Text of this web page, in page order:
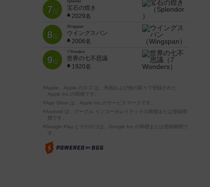
7位
Splendor
宝石の煌き
2029名
8位
Wingspan
ウイングスパン
2006名
9位
7 Wonders
世界の七不思議
1920名
※Apple、Apple のロゴ は、米国および他の国々で登録された
Apple Inc.の商標です。
※App Store は、Apple Inc.のサービスマークです。
※Android は、グーグル インコーポレイテッドの商標または登録商
標です。
※Google Play とそのロゴは、Google Inc.の商標または登録商標で
す。